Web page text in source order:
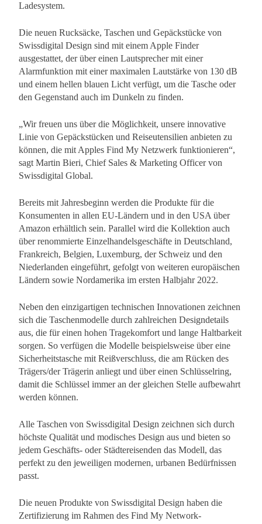
Ladesystem.
Die neuen Rucksäcke, Taschen und Gepäckstücke von
Swissdigital Design sind mit einem Apple Finder
ausgestattet, der über einen Lautsprecher mit einer
Alarmfunktion mit einer maximalen Lautstärke von 130 dB
und einem hellen blauen Licht verfügt, um die Tasche oder
den Gegenstand auch im Dunkeln zu finden.
„Wir freuen uns über die Möglichkeit, unsere innovative
Linie von Gepäckstücken und Reiseutensilien anbieten zu
können, die mit Apples Find My Netzwerk funktionieren“,
sagt Martin Bieri, Chief Sales & Marketing Officer von
Swissdigital Global.
Bereits mit Jahresbeginn werden die Produkte für die
Konsumenten in allen EU-Ländern und in den USA über
Amazon erhältlich sein. Parallel wird die Kollektion auch
über renommierte Einzelhandelsgeschäfte in Deutschland,
Frankreich, Belgien, Luxemburg, der Schweiz und den
Niederlanden eingeführt, gefolgt von weiteren europäischen
Ländern sowie Nordamerika im ersten Halbjahr 2022.
Neben den einzigartigen technischen Innovationen zeichnen
sich die Taschenmodelle durch zahlreichen Designdetails
aus, die für einen hohen Tragekomfort und lange Haltbarkeit
sorgen. So verfügen die Modelle beispielsweise über eine
Sicherheitstasche mit Reißverschluss, die am Rücken des
Trägers/der Trägerin anliegt und über einen Schlüsselring,
damit die Schlüssel immer an der gleichen Stelle aufbewahrt
werden können.
Alle Taschen von Swissdigital Design zeichnen sich durch
höchste Qualität und modisches Design aus und bieten so
jedem Geschäfts- oder Städtereisenden das Modell, das
perfekt zu den jeweiligen modernen, urbanen Bedürfnissen
passt.
Die neuen Produkte von Swissdigital Design haben die
Zertifizierung im Rahmen des Find My Network-